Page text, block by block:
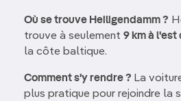
Où se trouve Heiligendamm ?
trouve à seulement 9 km à l'est
la côte baltique.
Comment s'y rendre ? La
plus pratique pour rejoindre la